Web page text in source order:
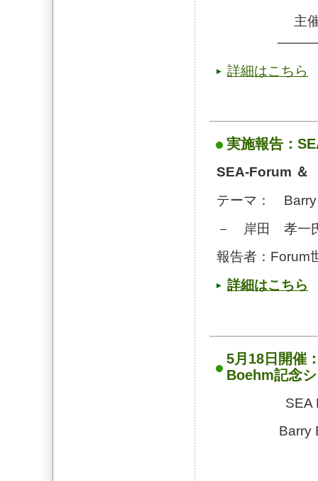
主
詳細はこちら
実施報告：
SEA-Forum ＆
テーマ： Barry
－ 岸田 孝一
報告者：
詳細はこちら
5月18日開催
Boehm記念
SEA
Barry